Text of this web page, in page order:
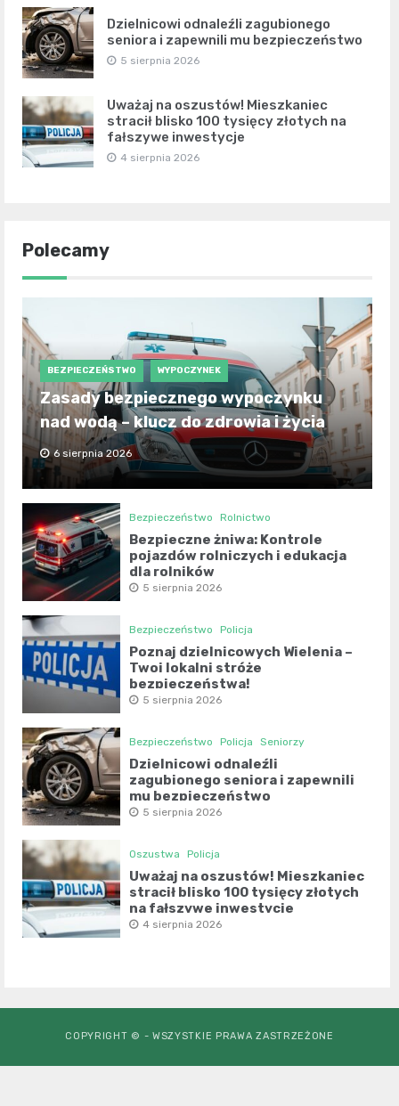
Dzielnicowi odnaleźli zagubionego
seniora i zapewnili mu bezpieczeństwo
5 sierpnia 2026
Uważaj na oszustów! Mieszkaniec
stracił blisko 100 tysięcy złotych na
fałszywe inwestycje
4 sierpnia 2026
Polecamy
BEZPIECZEŃSTWO WYPOCZYNEK
Zasady bezpiecznego wypoczynku
nad wodą – klucz do zdrowia i życia
6 sierpnia 2026
Bezpieczeństwo Rolnictwo
Bezpieczne żniwa: Kontrole
pojazdów rolniczych i edukacja
dla rolników
5 sierpnia 2026
Bezpieczeństwo Policja
Poznaj dzielnicowych Wielenia –
Twoi lokalni stróże
bezpieczeństwa!
5 sierpnia 2026
Bezpieczeństwo Policja Seniorzy
Dzielnicowi odnaleźli
zagubionego seniora i zapewnili
mu bezpieczeństwo
5 sierpnia 2026
Oszustwa Policja
Uważaj na oszustów! Mieszkaniec
stracił blisko 100 tysięcy złotych
na fałszywe inwestycje
4 sierpnia 2026
COPYRIGHT © - WSZYSTKIE PRAWA ZASTRZEŻONE